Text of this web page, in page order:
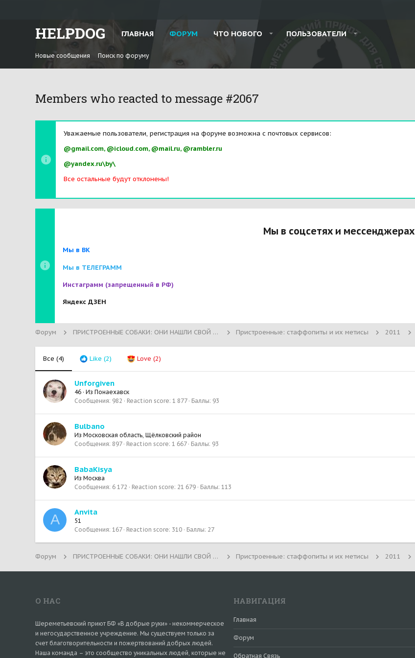
HELPDOG ГЛАВНАЯ ФОРУМ ЧТО НОВОГО ПОЛЬЗОВАТЕЛИ
Новые сообщения Поиск по форуму
Members who reacted to message #2067
Уважаемые пользователи, регистрация на форуме возможна с почтовых сервисов:
@gmail.com, @icloud.com, @mail.ru, @rambler.ru
@yandex.ru\by\
Все остальные будут отклонены!
Мы в соцсетях и мессенджерах
Мы в ВК
Мы в ТЕЛЕГРАММ
Инстаграмм (запрещенный в РФ)
Яндекс ДЗЕН
Форум ПРИСТРОЕННЫЕ СОБАКИ: ОНИ НАШЛИ СВОЙ ДОМ! Пристроенные: стаффопиты и их метисы 2011
Все (4) Like (2) Love (2)
Unforgiven
46 · Из Понаехавск
Сообщения 982 Reaction score 1 877 Баллы 93
Bulbano
Из Московская область, Щёлковский район
Сообщения 897 Reaction score 1 667 Баллы 93
BabaKisya
Из Москва
Сообщения 6 172 Reaction score 21 679 Баллы 113
A Anvita
51
Сообщения 167 Reaction score 310 Баллы 27
Форум ПРИСТРОЕННЫЕ СОБАКИ: ОНИ НАШЛИ СВОЙ ДОМ! Пристроенные: стаффопиты и их метисы 2011
О НАС
Шереметьевский приют БФ «В добрые руки» - некоммерческое
и негосударственное учреждение. Мы существуем только за
счет благотворительности и пожертвований добрых людей.
Наша команда – это сообщество уникальных людей, которые не
НАВИГАЦИЯ
Главная
Форум
Обратная Связь